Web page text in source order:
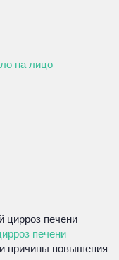
на лицо
печени